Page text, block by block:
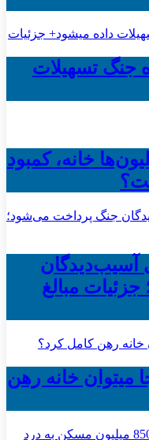
جنگ تسهیلات
خانه، کمبود
آسیب‌دیدگان
مبالغ
کجا میتوان خانه رهن